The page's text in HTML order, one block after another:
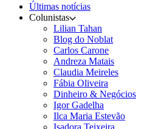
Últimas notícias
Colunistas
Lilian Tahan
Blog do Noblat
Carlos Carone
Andreza Matais
Claudia Meireles
Fábia Oliveira
Dinheiro & Negócios
Igor Gadelha
Ilca Maria Estevão
Isadora Teixeira